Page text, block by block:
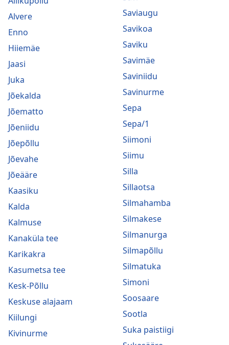
Alvere
Enno
Hiiemäe
Jaasi
Juka
Jõekalda
Jõematto
Jõeniidu
Jõepõllu
Jõevahe
Jõeääre
Kaasiku
Kalda
Kalmuse
Kanaküla tee
Karikakra
Kasumetsa tee
Kesk-Põllu
Keskuse alajaam
Kiilungi
Kivinurme
Saviaugu
Savikoa
Saviku
Savimäe
Saviniidu
Savinurme
Sepa
Sepa/1
Siimoni
Siimu
Silla
Sillaotsa
Silmahamba
Silmakese
Silmanurga
Silmapõllu
Silmatuka
Simoni
Soosaare
Sootla
Suka paistiigi